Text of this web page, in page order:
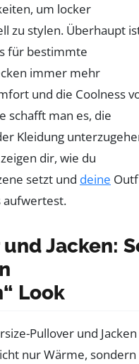
um locker
zu stylen. Überhaupt
für bestimmte
immer mehr
und die Coolness
schafft man es, die
Kleidung
dir, wie du
setzt und deine
aufwertest.
Jacken:
Look
Pullover und Jacken
nur Wärme, sondern